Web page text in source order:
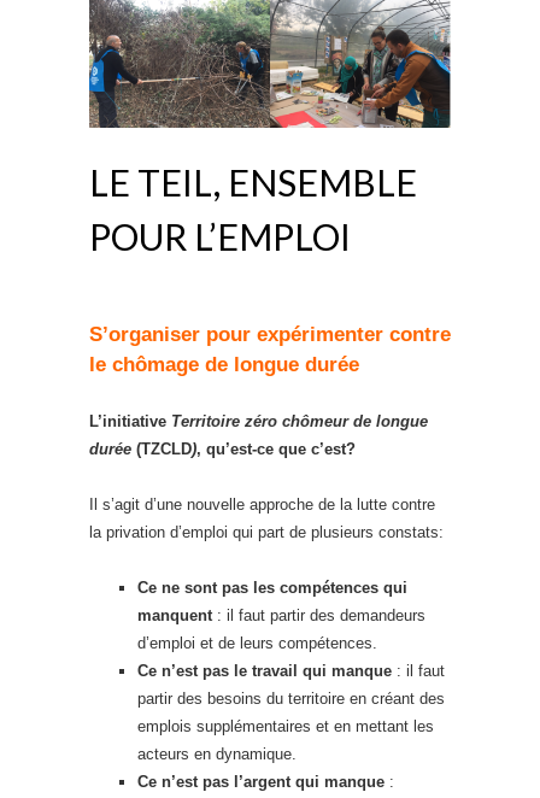
LE TEIL, ENSEMBLE
POUR L’EMPLOI
S’organiser pour expérimenter contre
le chômage de longue durée
L’initiative Territoire zéro chômeur de longue
durée (TZCLD), qu’est-ce que c’est?
Il s’agit d’une nouvelle approche de la lutte contre
la privation d’emploi qui part de plusieurs constats:
Ce ne sont pas les compétences qui
manquent : il faut partir des demandeurs
d’emploi et de leurs compétences.
Ce n’est pas le travail qui manque : il faut
partir des besoins du territoire en créant des
emplois supplémentaires et en mettant les
acteurs en dynamique.
Ce n’est pas l’argent qui manque :